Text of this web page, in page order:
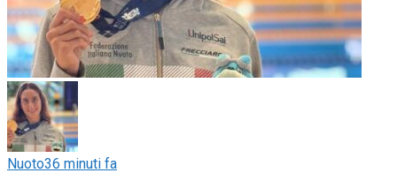
Nuoto36 minuti fa